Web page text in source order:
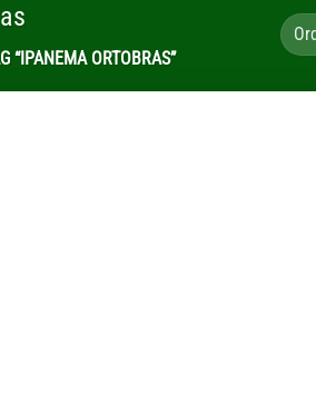
“IPANEMA ORTOBRAS”